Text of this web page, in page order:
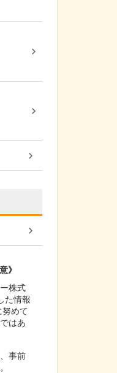
》
株式
た情報
努めて
はあ
事前